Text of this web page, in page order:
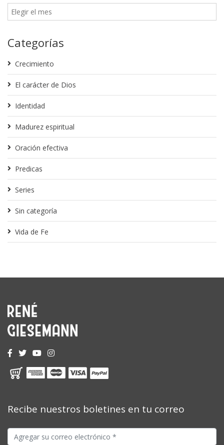
Categorías
Crecimiento
El carácter de Dios
Identidad
Madurez espiritual
Oración efectiva
Predicas
Series
Sin categoría
Vida de Fe
Recibe nuestros boletines en tu correo